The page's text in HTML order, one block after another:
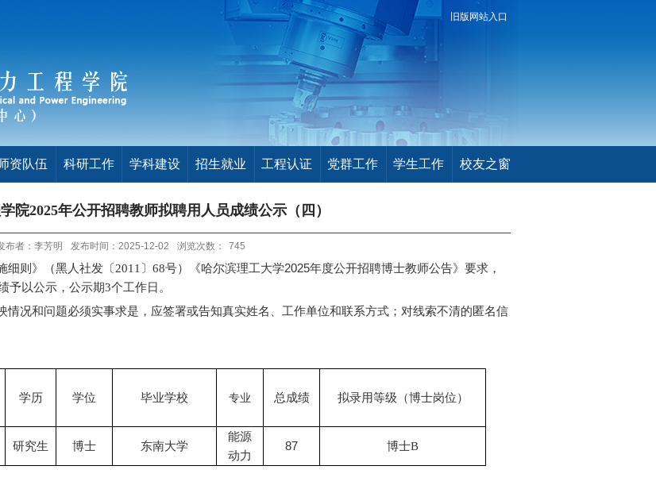
旧版网站入口
资队伍 科研工作 学科建设 招生就业 工程认证 党群工作 学生工作 校友之窗
院2025年公开招聘教师拟聘用人员成绩公示（四）
布者：李芳明 发布时间：2025-12-02 浏览次数： 745
细则》（黑人社发〔 2011〕68号）《哈尔滨理工大学2025年度公开招聘博士教师公告》要求，
予以公示，公示期3个工作日。
况和问题必须实事求是，应签署或告知真实姓名、工作单位和联系方式；对线索不清的匿名信
学历 学位 毕业学校 专业 总成绩 拟录用等级（博士岗位）
研究生 博士 东南大学
能源
动力
87 博士B